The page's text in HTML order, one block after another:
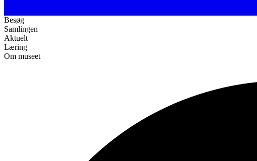
Besøg
Samlingen
Aktuelt
Læring
Om museet